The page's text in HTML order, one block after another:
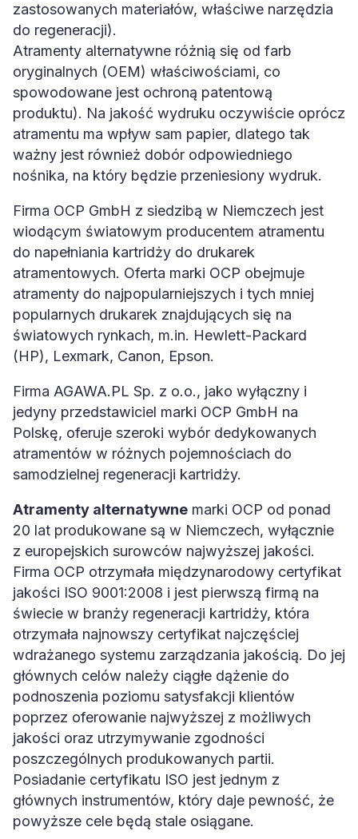
zastosowanych materiałów, właściwe narzędzia
do regeneracji).
Atramenty alternatywne różnią się od farb
oryginalnych (OEM) właściwościami, co
spowodowane jest ochroną patentową
produktu). Na jakość wydruku oczywiście oprócz
atramentu ma wpływ sam papier, dlatego tak
ważny jest również dobór odpowiedniego
nośnika, na który będzie przeniesiony wydruk.
Firma OCP GmbH z siedzibą w Niemczech jest
wiodącym światowym producentem atramentu
do napełniania kartridży do drukarek
atramentowych. Oferta marki OCP obejmuje
atramenty do najpopularniejszych i tych mniej
popularnych drukarek znajdujących się na
światowych rynkach, m.in. Hewlett-Packard
(HP), Lexmark, Canon, Epson.
Firma AGAWA.PL Sp. z o.o., jako wyłączny i
jedyny przedstawiciel marki OCP GmbH na
Polskę, oferuje szeroki wybór dedykowanych
atramentów w różnych pojemnościach do
samodzielnej regeneracji kartridży.
Atramenty alternatywne marki OCP od ponad
20 lat produkowane są w Niemczech, wyłącznie
z europejskich surowców najwyższej jakości.
Firma OCP otrzymała międzynarodowy certyfikat
jakości ISO 9001:2008 i jest pierwszą firmą na
świecie w branży regeneracji kartridży, która
otrzymała najnowszy certyfikat najczęściej
wdrażanego systemu zarządzania jakością. Do jej
głównych celów należy ciągłe dążenie do
podnoszenia poziomu satysfakcji klientów
poprzez oferowanie najwyższej z możliwych
jakości oraz utrzymywanie zgodności
poszczególnych produkowanych partii.
Posiadanie certyfikatu ISO jest jednym z
głównych instrumentów, który daje pewność, że
powyższe cele będą stale osiągane.